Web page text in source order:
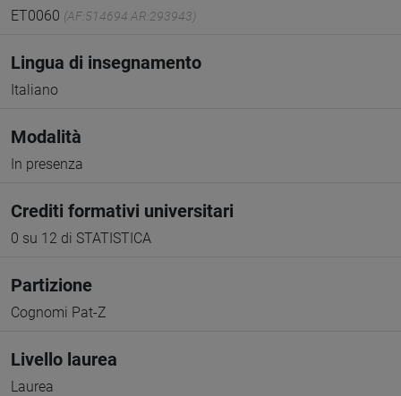
ET0060 (AF:514694 AR:293943)
Lingua di insegnamento
Italiano
Modalità
In presenza
Crediti formativi universitari
0 su 12 di STATISTICA
Partizione
Cognomi Pat-Z
Livello laurea
Laurea